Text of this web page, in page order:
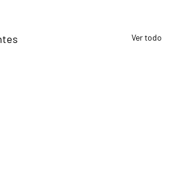
Ver todo